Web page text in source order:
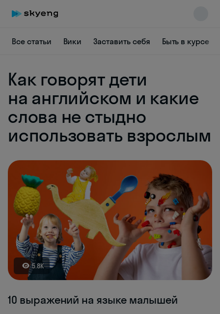
Все статьи Вики Заставить себя Быть в курсе
Как говорят дети
на английском и какие
слова не стыдно
использовать взрослым
5.8K
10 выражений на языке малышей
Skyeng Chat